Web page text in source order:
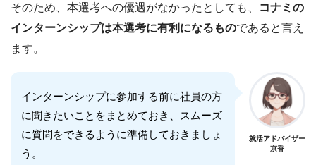
そのため、本選考への優遇がなかったとしても、
コナミの
インターンシップは本選考に有利になるものであると言え
ます。
インターンシップに参加する前に社員の方
に聞きたいことをまとめておき、スムーズ
に質問をできるように準備しておきましょ
う。
就活アドバイザー
京香